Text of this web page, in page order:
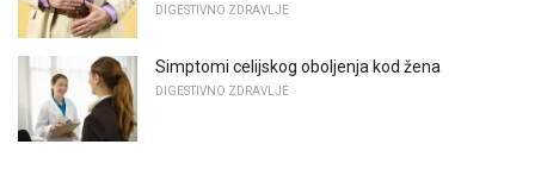
DIGESTIVNO ZDRAVLJE
Simptomi celijskog oboljenja kod žena
DIGESTIVNO ZDRAVLJE